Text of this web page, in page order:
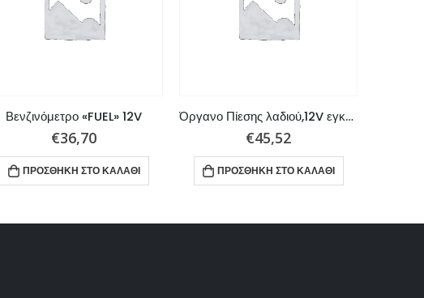
Βενζινόμετρο «FUEL» 12V
€36,70
ΠΡΟΣΘΉΚΗ ΣΤΟ ΚΑΛΆΘΙ
Όργανο Πίεσης λαδιού,12V εγκατάσταση,80 PSI American
€45,52
ΠΡΟΣΘΉΚΗ ΣΤΟ ΚΑΛΆΘΙ